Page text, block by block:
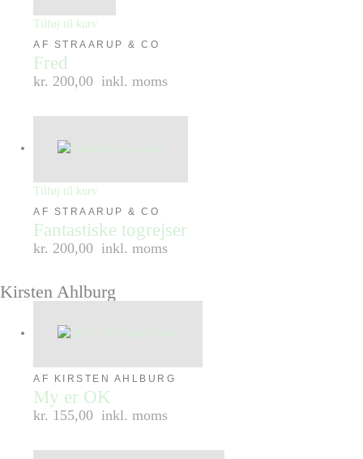
Tilføj til kurv
AF STRAARUP & CO
Fred
kr. 200,00 inkl. moms
Tilføj til kurv
AF STRAARUP & CO
Fantastiske togrejser
kr. 200,00 inkl. moms
Kirsten Ahlburg
AF KIRSTEN AHLBURG
My er OK
kr. 155,00 inkl. moms